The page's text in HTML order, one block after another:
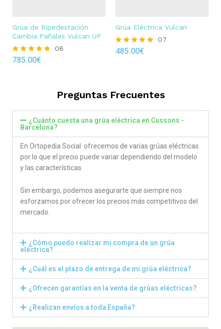
Grúa de Bipedestación
Cambia Pañales Vulcan UP
Rated
06
785.00€
Grúa Eléctrica Vulcan
Rated
07
485.00€
Preguntas Frecuentes
¿Cuánto cuesta una grúa eléctrica en Cussons -
Barcelona?
En Ortopedia Social ofrecemos de varias grúas eléctricas
por lo que el precio puede variar dependiendo del modelo
y las características.
Sin embargo, podemos asegurarte que siempre nos
esforzamos por ofrecer los precios más competitivos del
mercado.
¿Cómo puedo realizar mi compra de un grúa
eléctrica?
¿Cuál es el plazo de entrega de mi grúa eléctrica?
¿Ofrecen garantías en la venta de grúas eléctricas?
¿Realizan envíos a toda España?